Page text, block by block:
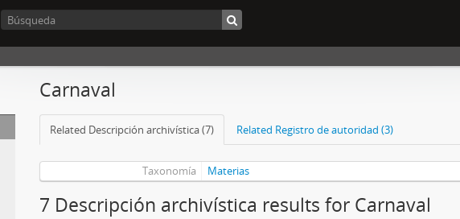
Carnaval
Related Descripción archivística (7) Related Registro de autoridad (3)
Taxonomía Materias
7 Descripción archivística results for Carnaval